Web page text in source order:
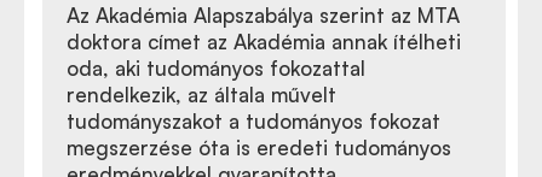
Az Akadémia Alapszabálya szerint az MTA
doktora címet az Akadémia annak ítélheti
oda, aki tudományos fokozattal
rendelkezik, az általa művelt
tudományszakot a tudományos fokozat
megszerzése óta is eredeti tudományos